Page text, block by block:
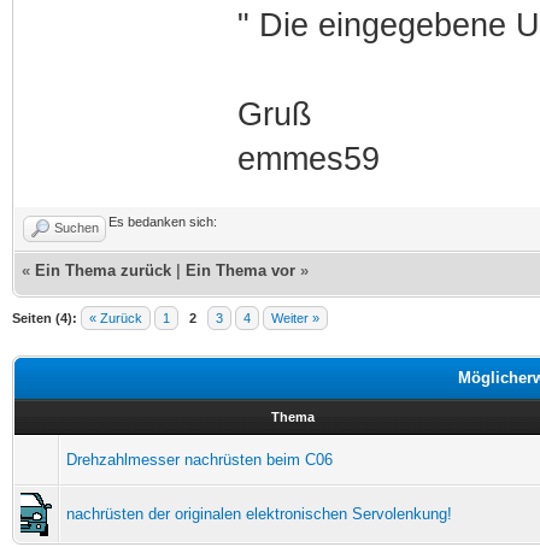
" Die eingegebene
Gruß
emmes59
Suchen Es bedanken sich:
« Ein Thema zurück Ein Thema vor »
Seiten (4): « Zurück 1 2 3 4 Weiter »
Thema
Drehzahlmesser nachrüsten beim C06
nachrüsten der originalen elektronischen Servolenkung!